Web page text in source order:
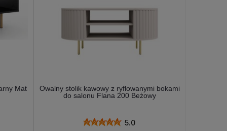
Mat
Owalny stolik kawowy z ryflowanymi bokami
do salonu Flana 200 Beżowy
5.0